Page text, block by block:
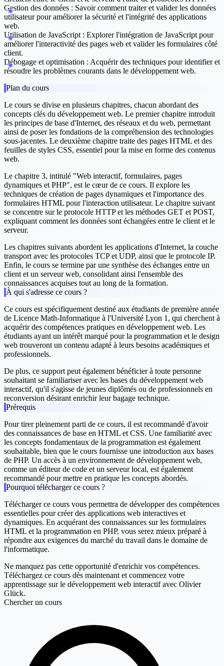
Gestion des données : Savoir comment traiter et valider les données
utilisateur pour améliorer la sécurité et l'intégrité des applications
web.
Utilisation de JavaScript : Explorer l'intégration de JavaScript pour
améliorer l'interactivité des pages web et valider les formulaires côté
client.
Débogage et optimisation : Acquérir des techniques pour identifier et
résoudre les problèmes courants dans le développement web.
Plan du cours
Le cours se divise en plusieurs chapitres, chacun abordant des
concepts clés du développement web. Le premier chapitre introduit
les principes de base d'Internet, des réseaux et du web, permettant
ainsi de poser les fondations de la compréhension des technologies
sous-jacentes. Le deuxième chapitre traite des pages HTML et des
feuilles de styles CSS, essentiel pour la mise en forme des contenus
web.
Le chapitre 3, intitulé "Web interactif, formulaires, pages
dynamiques et PHP", est le cœur de ce cours. Il explore les
techniques de création de pages dynamiques et l'importance des
formulaires HTML pour l'interaction utilisateur. Le chapitre suivant
se concentre sur le protocole HTTP et les méthodes GET et POST,
expliquant comment les données sont échangées entre le client et le
serveur.
Les chapitres suivants abordent les applications d'Internet, la couche
transport avec les protocoles TCP et UDP, ainsi que le protocole IP.
Enfin, le cours se termine par une synthèse des échanges entre un
client et un serveur web, consolidant ainsi l'ensemble des
connaissances acquises tout au long de la formation.
À qui s'adresse ce cours ?
Ce cours est spécifiquement destiné aux étudiants de première année
de Licence Math-Informatique à l'Université Lyon 1, qui cherchent à
acquérir des compétences pratiques en développement web. Les
étudiants ayant un intérêt marqué pour la programmation et le design
web trouveront un contenu adapté à leurs besoins académiques et
professionnels.
De plus, ce support peut également bénéficier à toute personne
souhaitant se familiariser avec les bases du développement web
interactif, qu'il s'agisse de jeunes diplômés ou de professionnels en
reconversion désirant enrichir leur bagage technique.
Prérequis
Pour tirer pleinement parti de ce cours, il est recommandé d'avoir
des connaissances de base en HTML et CSS. Une familiarité avec
les concepts fondamentaux de la programmation est également
souhaitable, bien que le cours fournisse une introduction aux bases
de PHP. Un accès à un environnement de développement web,
comme un éditeur de code et un serveur local, est également
recommandé pour mettre en pratique les concepts abordés.
Pourquoi télécharger ce cours ?
Télécharger ce cours vous permettra de développer des compétences
essentielles pour créer des applications web interactives et
dynamiques. En acquérant des connaissances sur les formulaires
HTML et la programmation en PHP, vous serez mieux préparé à
répondre aux exigences du marché du travail dans le domaine de
l'informatique.
Ne manquez pas cette opportunité d'enrichir vos compétences.
Téléchargez ce cours dès maintenant et commencez votre
apprentissage sur le développement web interactif avec Olivier
Glück.
Chercher un cours